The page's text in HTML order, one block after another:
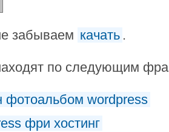
забываем качать .
по следующим
фотоальбом wordpress
фри хостинг